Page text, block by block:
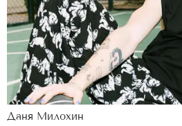
Даня Милохин